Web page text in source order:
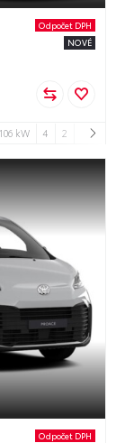
Odpočet DPH
NOVÉ
106 kW 4 2
Odpočet DPH